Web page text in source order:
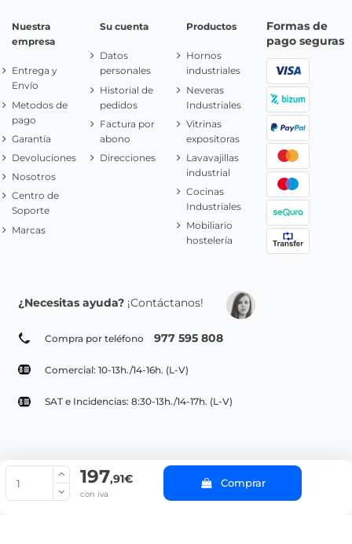
197,91€
con iva
Comprar
Nuestra
empresa
Entrega y
Envío
Metodos de
pago
Garantía
Devoluciones
Nosotros
Centro de
Soporte
Marcas
Su cuenta
Datos
personales
Historial de
pedidos
Factura por
abono
Direcciones
Productos
Hornos
industriales
Neveras
Industriales
Vitrinas
expositoras
Lavavajillas
industrial
Cocinas
Industriales
Mobiliario
hostelería
Formas de
pago seguras
¿Necesitas ayuda? ¡Contáctanos!
Compra por teléfono 977 595 808
Comercial: 10-13h./14-16h. (L-V)
SAT e Incidencias: 8:30-13h./14-17h. (L-V)
© Copyright 2022 PepeBar.com |
Aviso legal y
Condiciones generales de compra |